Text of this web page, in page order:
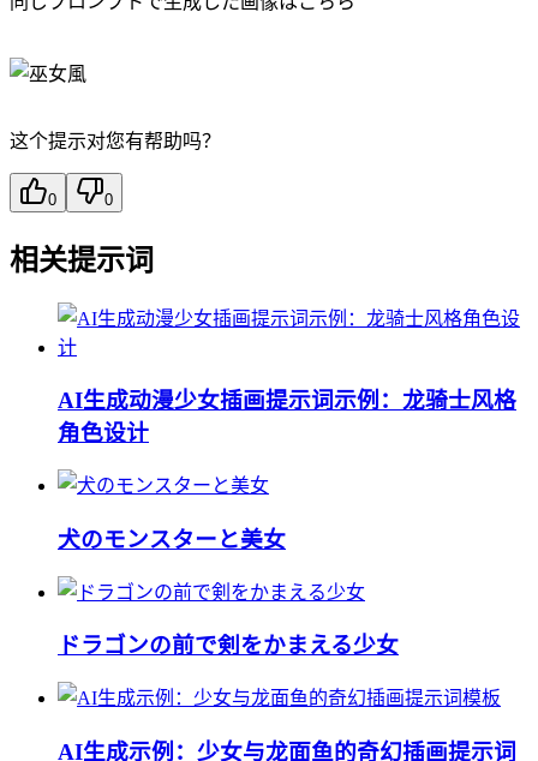
这个提示对您有帮助吗？
0 0
相关提示词
AI生成动漫少女插画提示词示例：龙骑士风格
角色设计
犬のモンスターと美女
ドラゴンの前で剣をかまえる少女
AI生成示例：少女与龙面鱼的奇幻插画提示词